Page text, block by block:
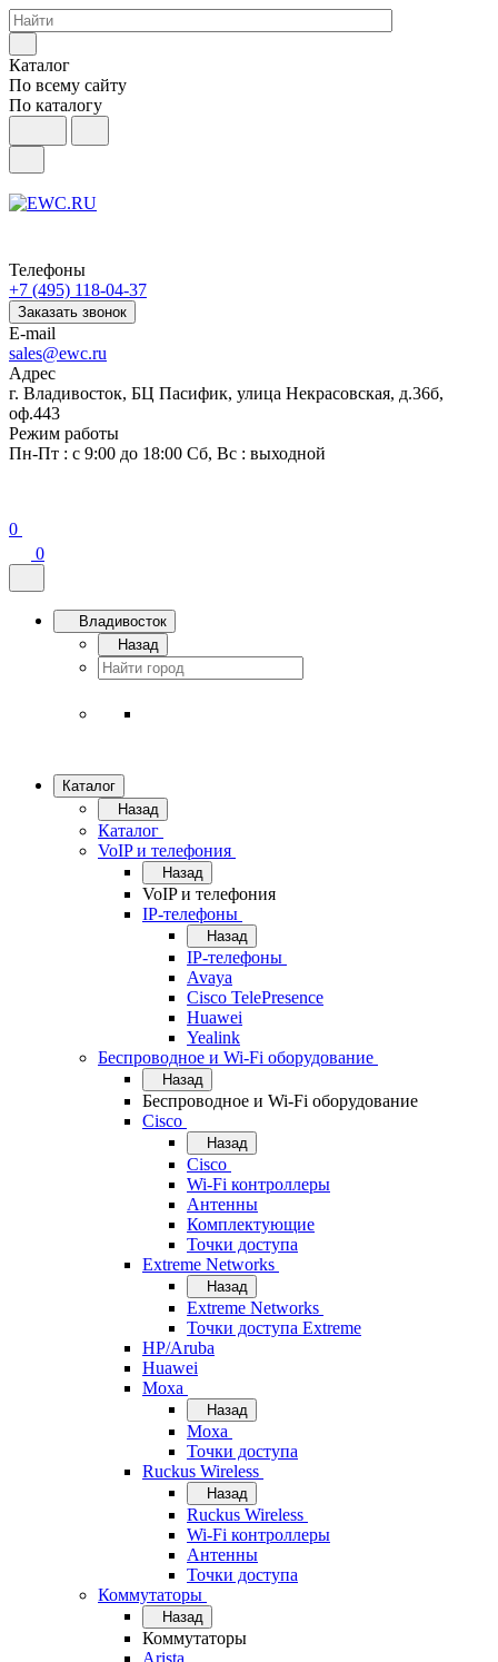
Каталог
По всему сайту
По каталогу
Телефоны
+7 (495) 118-04-37
Заказать звонок
E-mail
sales@ewc.ru
Адрес
г. Владивосток, БЦ Пасифик, улица Некрасовская, д.36б,
оф.443
Режим работы
Пн-Пт : с 9:00 до 18:00 Сб, Вс : выходной
0
0
Владивосток
Назад
Каталог
Назад
Каталог
VoIP и телефония
Назад
VoIP и телефония
IP-телефоны
Назад
IP-телефоны
Avaya
Cisco TelePresence
Huawei
Yealink
Беспроводное и Wi-Fi оборудование
Назад
Беспроводное и Wi-Fi оборудование
Cisco
Назад
Cisco
Wi-Fi контроллеры
Антенны
Комплектующие
Точки доступа
Extreme Networks
Назад
Extreme Networks
Точки доступа Extreme
HP/Aruba
Huawei
Moxa
Назад
Moxa
Точки доступа
Ruckus Wireless
Назад
Ruckus Wireless
Wi-Fi контроллеры
Антенны
Точки доступа
Коммутаторы
Назад
Коммутаторы
Arista